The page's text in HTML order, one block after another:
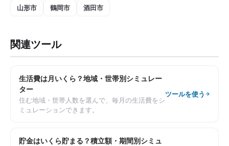
山形市 鶴岡市 酒田市
関連ツール
生活費は月いくら？地域・世帯別シミュレー
ター
住む地域・世帯人数を選んで、毎月の生活費をシ
ミュレーションできます。
ツールを使う
貯金はいくら貯まる？積立額・期間別シミュ